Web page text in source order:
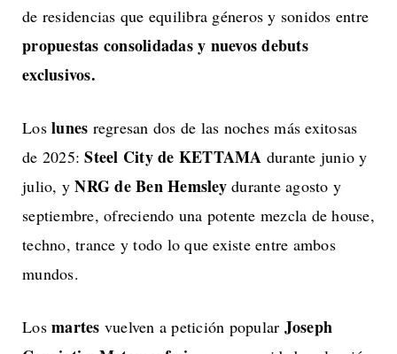
de residencias que equilibra géneros y sonidos entre
propuestas consolidadas y nuevos debuts
exclusivos.
Los lunes regresan dos de las noches más exitosas
de 2025:Steel City de KETTAMA durante junio y
julio, y NRG de Ben Hemsleydurante agosto y
septiembre, ofreciendo una potente mezcla de house,
techno, trance y todo lo que existe entre ambos
mundos.
Los martes vuelven a petición popular Joseph